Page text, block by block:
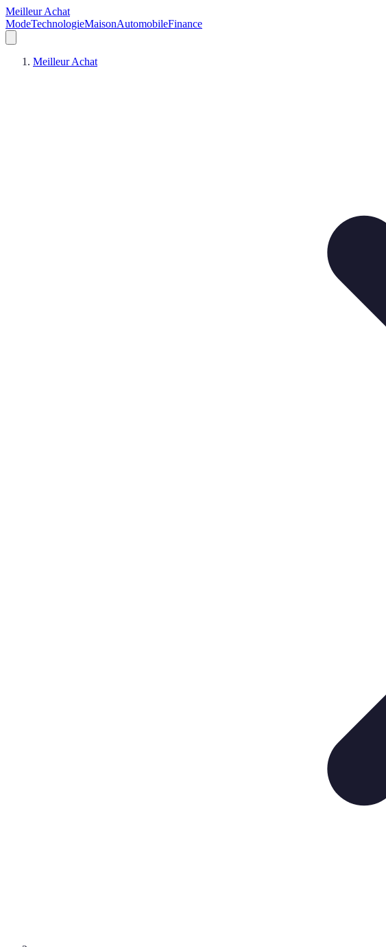
Meilleur Achat
ModeTechnologieMaisonAutomobileFinance
Meilleur Achat